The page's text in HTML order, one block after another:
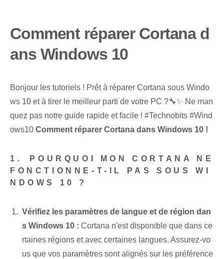
Comment réparer Cortana d
ans Windows 10
Bonjour les tutoriels ! Prêt à réparer Cortana sous Windo
ws 10 et à tirer le meilleur parti de votre PC ?🔧✨ Ne man
quez pas notre guide rapide et facile ! #Technobits #Wind
ows10 Comment réparer Cortana dans Windows 10 !
1.⁣ POURQUOI MON CORTANA NE
FONCTIONNE-T-IL PAS SOUS ‌WI
NDOWS 10 ?
Vérifiez les paramètres de langue et de région dan
s Windows⁢ 10 : Cortana n'est disponible que dans ce
rtaines régions et avec certaines langues.‌ Assurez-vo
us que vos paramètres sont alignés sur les préférence